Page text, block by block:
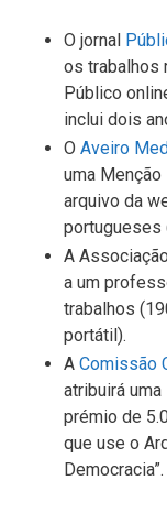
O jornal
os trabalhos
Público
inclui dois
O Aveiro
uma
arquivo da
portugueses
A Associação
a um
trabalhos
portátil).
A Comissão
atribuirá
prémio de
que use o
Democracia”.